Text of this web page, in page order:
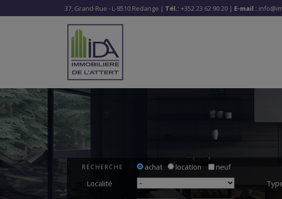
37, Grand-Rue - L-8510 Redange | Tél.: +352 23 62 90 20 | E-mail :
RECHERCHE achat location
neuf
Localité